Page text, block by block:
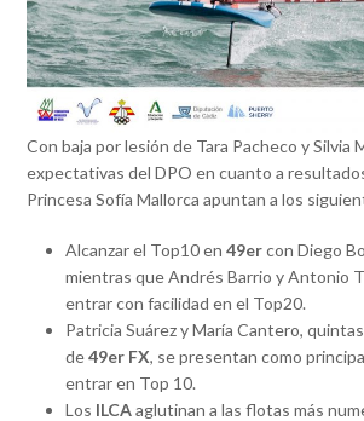
Con baja por lesión de Tara Pacheco y Silvia
expectativas del DPO en cuanto a
Princesa Sofía Mallorca apuntan a los
Alcanzar el Top10 en49ercon Diego
mientras que Andrés Barrio y Antonio
entrar con facilidad en el Top20.
Patricia Suárez y María Cantero,
de49er FX, se presentan como
entrar en Top 10.
Los ILCAaglutinan a las flotas más